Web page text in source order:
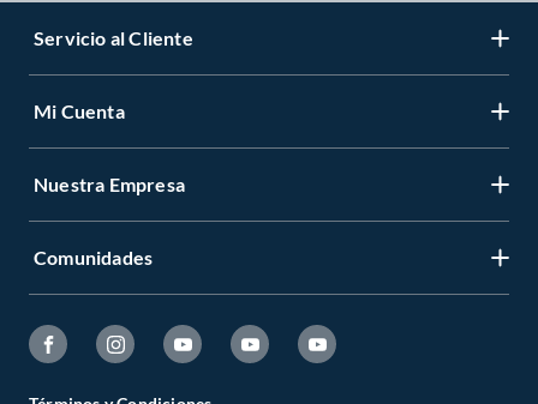
Servicio al Cliente
Mi Cuenta
Nuestra Empresa
Comunidades